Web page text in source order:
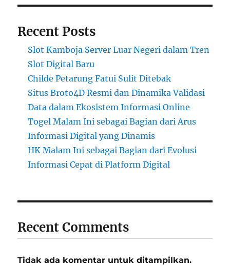
Recent Posts
Slot Kamboja Server Luar Negeri dalam Tren
Slot Digital Baru
Childe Petarung Fatui Sulit Ditebak
Situs Broto4D Resmi dan Dinamika Validasi
Data dalam Ekosistem Informasi Online
Togel Malam Ini sebagai Bagian dari Arus
Informasi Digital yang Dinamis
HK Malam Ini sebagai Bagian dari Evolusi
Informasi Cepat di Platform Digital
Recent Comments
Tidak ada komentar untuk ditampilkan.